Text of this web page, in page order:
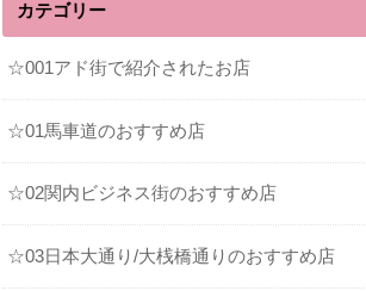
カテゴリー
☆001アド街で紹介されたお店
☆01馬車道のおすすめ店
☆02関内ビジネス街のおすすめ店
☆03日本大通り/大桟橋通りのおすすめ店